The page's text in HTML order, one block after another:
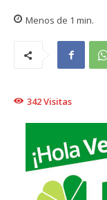
Menos de 1 min.
342Visitas